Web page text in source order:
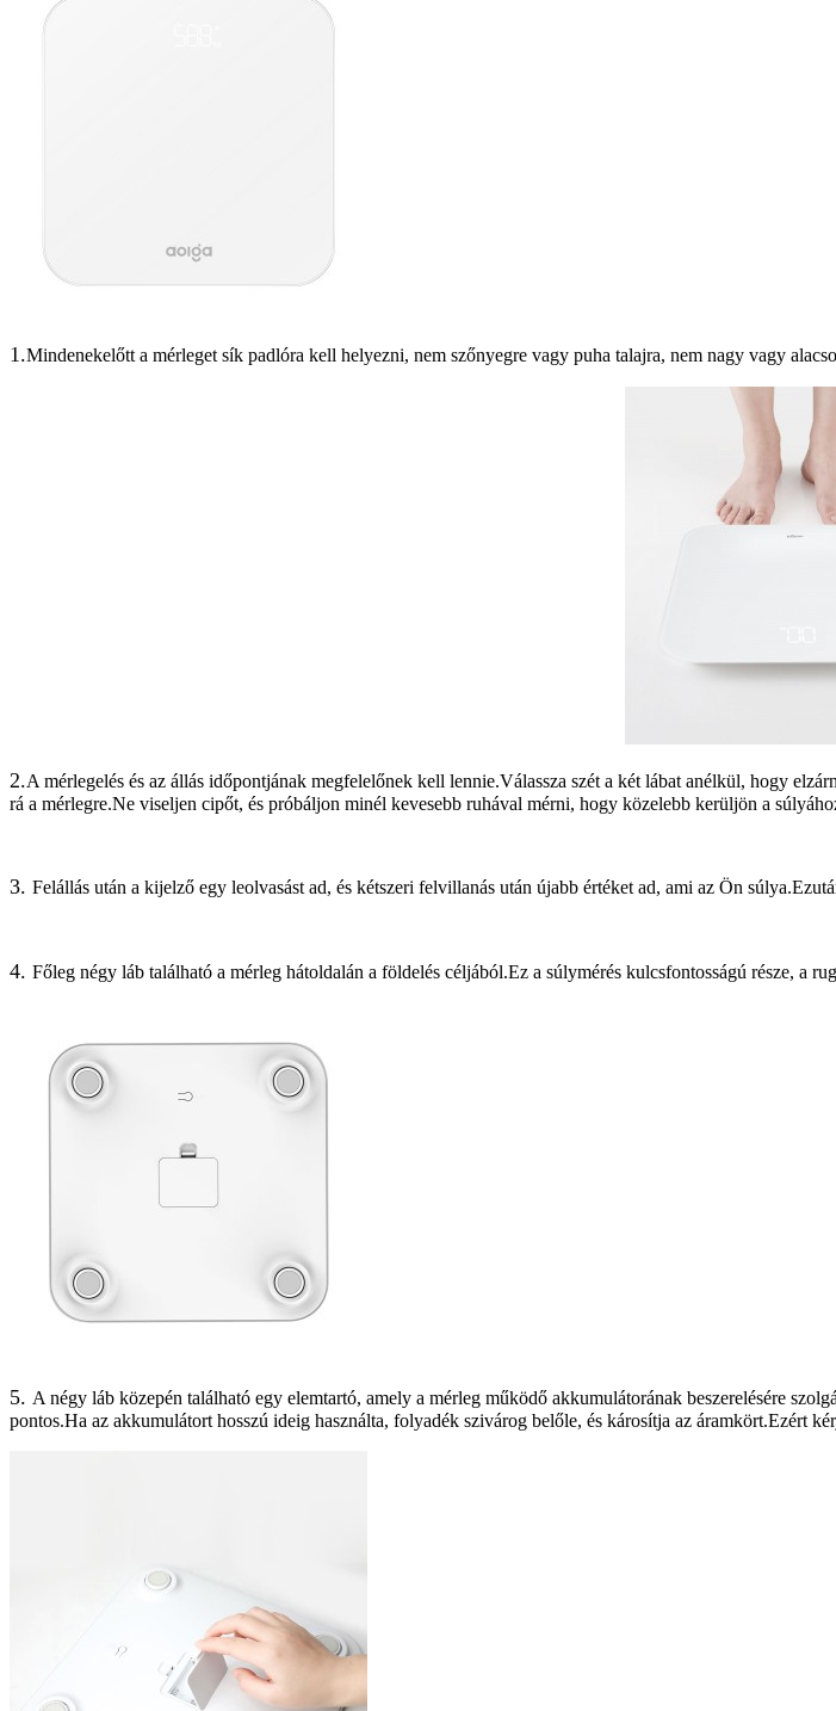
1.Mindenekelőtt a mérleget sík padlóra kell helyezni, nem szőnyegre vagy puha talajra, nem nagy vagy
2.A mérlegelés és az állás időpontjának megfelelőnek kell lennie.Válassza szét a két lábat anélkül, hogy
rá a mérlegre.Ne viseljen cipőt, és próbáljon minél kevesebb ruhával mérni, hogy közelebb kerüljön a
3. Felállás után a kijelző egy leolvasást ad, és kétszeri felvillanás után újabb értéket ad, ami az Ön
4. Főleg négy láb található a mérleg hátoldalán a földelés céljából.Ez a súlymérés kulcsfontosságú része, a
5. A négy láb közepén található egy elemtartó, amely a mérleg működő akkumulátorának beszerelésére
pontos.Ha az akkumulátort hosszú ideig használta, folyadék szivárog belőle, és károsítja az áramkört.Ezért